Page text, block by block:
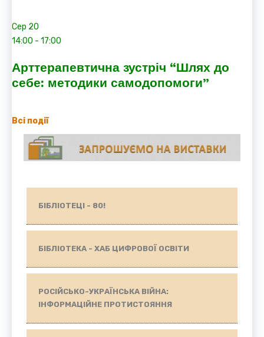
Сер 20
14:00 - 17:00
Арттерапевтична зустріч “Шлях до
себе: методики самодопомоги”
Всі події
БІБЛІОТЕЦІ - 80!
БІБЛІОТЕКА - ХАБ ЦИФРОВОЇ ОСВІТИ
РОСІЙСЬКО-УКРАЇНСЬКА ВІЙНА:
ІНФОРМАЦІЙНЕ ПРОТИСТОЯННЯ